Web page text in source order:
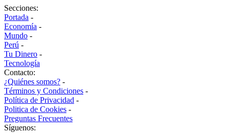
Secciones:
Portada -
Economía -
Mundo -
Perú -
Tu Dinero -
Tecnología
Contacto:
¿Quiénes somos? -
Términos y Condiciones -
Política de Privacidad -
Politica de Cookies -
Preguntas Frecuentes
Síguenos: